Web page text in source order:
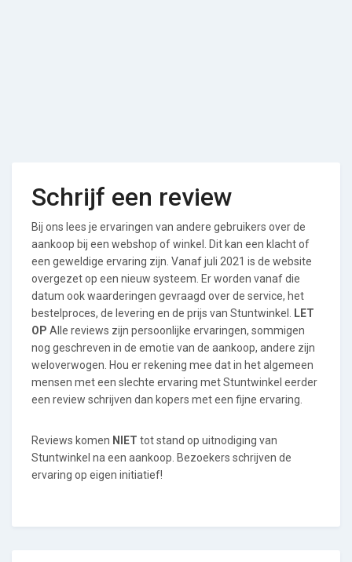
Schrijf een review
Bij ons lees je ervaringen van andere gebruikers over de
aankoop bij een webshop of winkel. Dit kan een klacht of
een geweldige ervaring zijn. Vanaf juli 2021 is de website
overgezet op een nieuw systeem. Er worden vanaf die
datum ook waarderingen gevraagd over de service, het
bestelproces, de levering en de prijs van Stuntwinkel.
LET
OP Alle reviews zijn persoonlijke ervaringen, sommigen
nog geschreven in de emotie van de aankoop, andere zijn
weloverwogen. Hou er rekening mee dat in het algemeen
mensen met een slechte ervaring met Stuntwinkel eerder
een review schrijven dan kopers met een fijne ervaring.
Reviews komen NIET tot stand op uitnodiging van
Stuntwinkel na een aankoop. Bezoekers schrijven de
ervaring op eigen initiatief!